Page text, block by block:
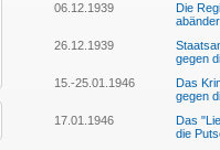
06.12.1939
Die
26.12.1939
gegen
15.-25.01.1946
Das
gegen
17.01.1946
Das
die